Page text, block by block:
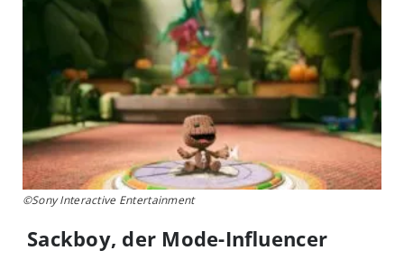
©Sony Interactive Entertainment
Sackboy, der Mode-Influencer